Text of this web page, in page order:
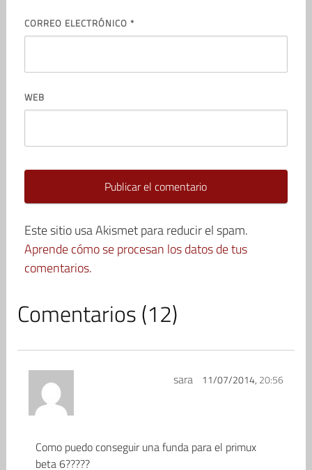
CORREO ELECTRÓNICO *
WEB
Este sitio usa Akismet para reducir el spam.
Aprende cómo se procesan los datos de tus
comentarios.
Comentarios (12)
sara 11/07/2014, 20:56
Como puedo conseguir una funda para el primux
beta 6?????